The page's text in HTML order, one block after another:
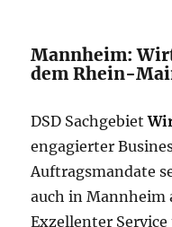
Mannheim:
dem Rhein-
DSD Sachgebiet
engagierter
Auftragsmandate
auch in Mannheim
Exzellenter